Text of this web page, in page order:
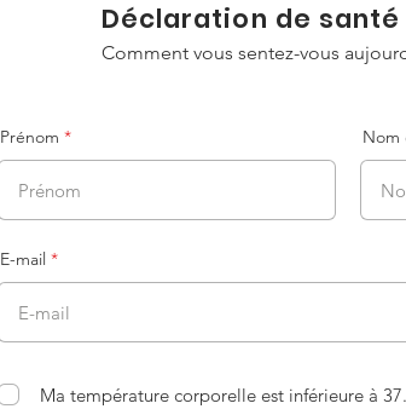
Déclaration de santé
Comment vous sentez-vous
Prénom Nom
E-mail
Ma température corporelle est inférieure à